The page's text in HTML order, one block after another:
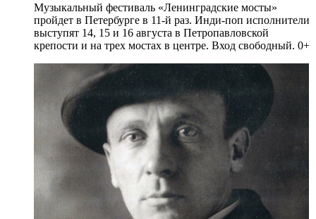
Музыкальный фестиваль «Ленинградские мосты»
пройдет в Петербурге в 11-й раз. Инди-поп исполнители
выступят 14, 15 и 16 августа в Петропавловской
крепости и на трех мостах в центре. Вход свободный. 0+